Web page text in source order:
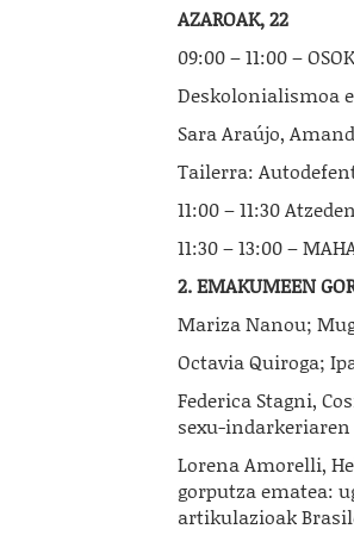
AZAROAK, 22
09:00 – 11:00 –
Deskolonialismoa
Sara Araújo,
Tailerra:
11:00 – 11:30
11:30 – 13:00 –
2. EMAKUMEEN
Mariza Nanou;
Octavia Quiroga;
Federica Stagni,
sexu-
Lorena Amorelli,
gorputza ematea:
artikulazioak